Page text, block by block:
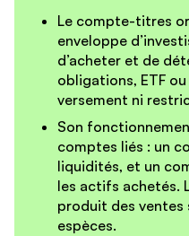
Le compte-titres
enveloppe
d’acheter et de
obligations, ETF ou
versement ni
Son
comptes liés : un
liquidités, et un
les actifs achetés.
produit des ventes
espèces.